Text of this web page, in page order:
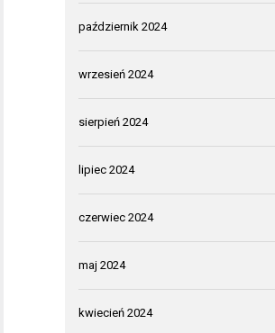
październik 2024
wrzesień 2024
sierpień 2024
lipiec 2024
czerwiec 2024
maj 2024
kwiecień 2024